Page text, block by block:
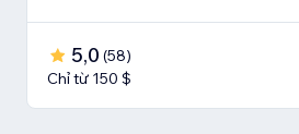
5,0 (58)
Chỉ từ 150 $